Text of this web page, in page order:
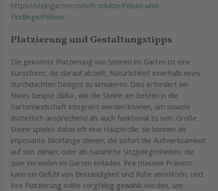
https://steingarten.com/Produkte/Felsen-und-
Findlinge/Felsen/
Platzierung und Gestaltungstipps
Die gekonnte Platzierung von Steinen im Garten ist eine
Kunstform, die darauf abzielt, Natürlichkeit innerhalb eines
durchdachten Designs zu simulieren. Dies erfordert ein
feines Gespür dafür, wie die Steine am besten in die
Gartenlandschaft integriert werden können, um sowohl
ästhetisch ansprechend als auch funktional zu sein. Große
Steine spielen dabei oft eine Hauptrolle; sie können als
imposante Blickfänge dienen, die sofort die Aufmerksamkeit
auf sich ziehen, oder als natürliche Sitzgelegenheiten, die
zum Verweilen im Garten einladen. Ihre massive Präsenz
kann ein Gefühl von Beständigkeit und Ruhe vermitteln, und
ihre Platzierung sollte sorgfältig gewählt werden, um